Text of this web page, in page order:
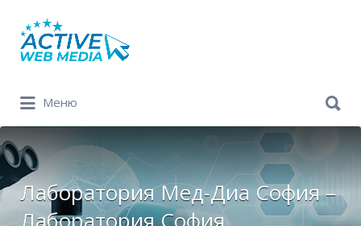
Search
for:
Меню
for:
Лаборатория Мед-Диа София –